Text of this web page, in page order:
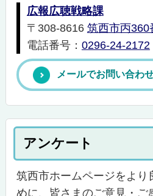
広報広聴戦略課
〒308-8616 筑西市丙360
電話番号： 0296-24-2172
メールでお問い合わ
アンケート
筑西市ホームページをより
めに、皆さまのご意見・ご